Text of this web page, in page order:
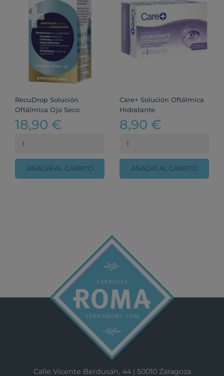
RecuDrop Solución
Oftálmica Ojo Seco
18,90 €
AÑADIR AL CARRITO
Care+ Solución Oftálmica
Hidratante
8,90 €
AÑADIR AL CARRITO
Calle Vicente Berdusán, 44 | 50010 Zaragoza